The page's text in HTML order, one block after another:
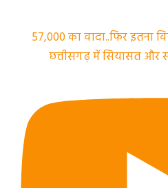
57,000 का वादा..फिर इतना
छत्तीसगढ़ में सियासत और